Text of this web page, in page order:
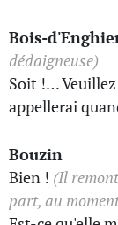
Bois-
dédaigneuse)
Soit !…
appellerai
Bouzin
Bien ! (Il
part, au